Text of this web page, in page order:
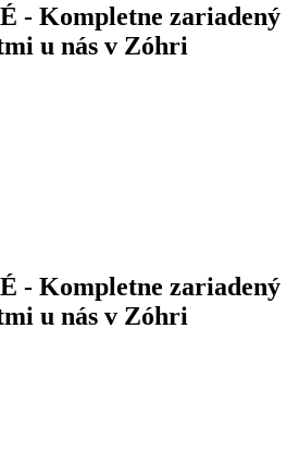
- Kompletne zariadený
u nás v Zóhri
- Kompletne zariadený
u nás v Zóhri